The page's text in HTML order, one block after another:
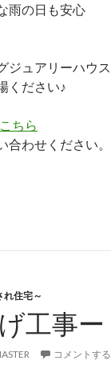
雨の日も安心
ジュアリーハウス
ください♪
こちら
合わせください。
れ住宅～
工事ー
コメントする